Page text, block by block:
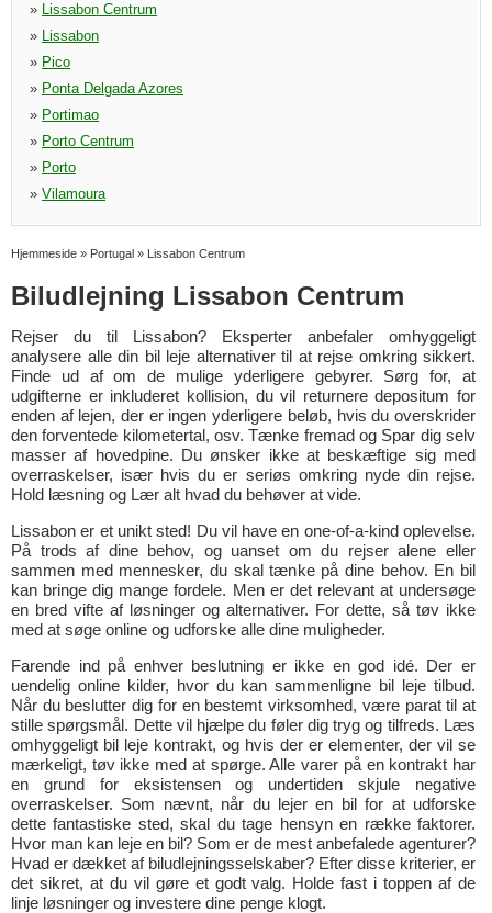
» Lissabon Centrum
» Lissabon
» Pico
» Ponta Delgada Azores
» Portimao
» Porto Centrum
» Porto
» Vilamoura
Hjemmeside » Portugal » Lissabon Centrum
Biludlejning Lissabon Centrum
Rejser du til Lissabon? Eksperter anbefaler omhyggeligt
analysere alle din bil leje alternativer til at rejse omkring sikkert.
Finde ud af om de mulige yderligere gebyrer. Sørg for, at
udgifterne er inkluderet kollision, du vil returnere depositum for
enden af lejen, der er ingen yderligere beløb, hvis du overskrider
den forventede kilometertal, osv. Tænke fremad og Spar dig selv
masser af hovedpine. Du ønsker ikke at beskæftige sig med
overraskelser, især hvis du er seriøs omkring nyde din rejse.
Hold læsning og Lær alt hvad du behøver at vide.
Lissabon er et unikt sted! Du vil have en one-of-a-kind oplevelse.
På trods af dine behov, og uanset om du rejser alene eller
sammen med mennesker, du skal tænke på dine behov. En bil
kan bringe dig mange fordele. Men er det relevant at undersøge
en bred vifte af løsninger og alternativer. For dette, så tøv ikke
med at søge online og udforske alle dine muligheder.
Farende ind på enhver beslutning er ikke en god idé. Der er
uendelig online kilder, hvor du kan sammenligne bil leje tilbud.
Når du beslutter dig for en bestemt virksomhed, være parat til at
stille spørgsmål. Dette vil hjælpe du føler dig tryg og tilfreds. Læs
omhyggeligt bil leje kontrakt, og hvis der er elementer, der vil se
mærkeligt, tøv ikke med at spørge. Alle varer på en kontrakt har
en grund for eksistensen og undertiden skjule negative
overraskelser. Som nævnt, når du lejer en bil for at udforske
dette fantastiske sted, skal du tage hensyn en række faktorer.
Hvor man kan leje en bil? Som er de mest anbefalede agenturer?
Hvad er dækket af biludlejningsselskaber? Efter disse kriterier, er
det sikret, at du vil gøre et godt valg. Holde fast i toppen af de
linje løsninger og investere dine penge klogt.